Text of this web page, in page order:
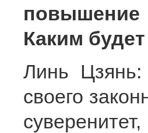
Каким
Линь
своего